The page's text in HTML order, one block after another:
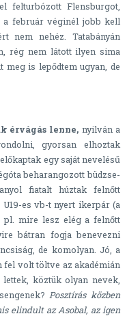
felturbózott Flensburgot,
a február véginél jobb kell
nem nehéz. Tatabányán
rég nem látott ilyen sima
meg is lepődtem ugyan, de
érvágás lenne, nyilván a
gyorsan elhoztak
egy saját nevelésű
beharangozott büdzse-
fiatalt húztak felnőtt
es vb-t nyert ikerpár (a
pl. mire lesz elég a felnőtt
bátran fogja benevezni
de komolyan. Jó, a
fel volt töltve az akadémián
köztük olyan nevek,
Posztírás közben
elindult az Asobal, az igen